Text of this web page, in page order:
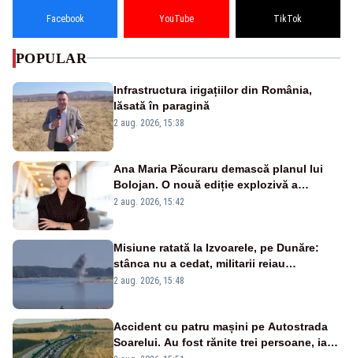
Facebook YouTube TikTok
POPULAR
Infrastructura irigațiilor din România,
lăsată în paragină
2 aug. 2026, 15:38
Ana Maria Păcuraru demască planul lui
Bolojan. O nouă ediție explozivă a
emisiunii „Miza Zilei” la Realitatea PLUS
2 aug. 2026, 15:42
Misiune ratată la Izvoarele, pe Dunăre:
stânca nu a cedat, militarii reiau
detonările luni – VIDEO
2 aug. 2026, 15:48
Accident cu patru mașini pe Autostrada
Soarelui. Au fost rănite trei persoane, iar